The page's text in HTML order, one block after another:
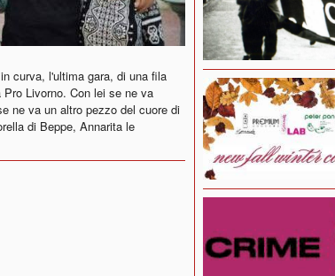
curva, l'ultima gara, di una fila
Livorno. Con lei se ne va
ne va un altro pezzo del cuore di
di Beppe, Annarita le